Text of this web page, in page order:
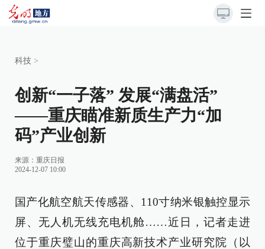
科技 >
创新“一子落” 发展“满盘活”
——重庆瞄准新质生产力“加
码”产业创新
来源： 重庆日报
2024-12-07 10:00
国产化航空航天传感器、110寸纳米银触控显示
屏、无人机无线充电机舱……近日，记者走进
位于重庆璧山的重庆高新技术产业研究院（以